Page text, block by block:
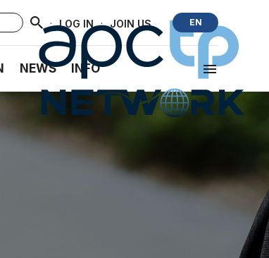
· LOG IN · JOIN US EN
NEWS INFO